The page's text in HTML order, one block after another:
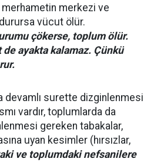
merkezi ve
durursa vücut ölür.
çökerse, toplum ölür.
ayakta kalamaz. Çünkü
devamlı surette dizginlenmesi
vardır, toplumlarda da
gereken tabakalar,
uyan kesimler (hırsızlar,
ve toplumdaki nefsanilere